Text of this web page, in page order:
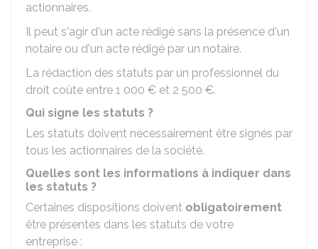
actionnaires.
Il peut s'agir d'un acte rédigé sans la présence d'un
notaire ou d'un acte rédigé par un notaire.
La rédaction des statuts par un professionnel du
droit coûte entre 1 000 € et 2 500 €.
Qui signe les statuts ?
Les statuts doivent nécessairement être signés par
tous les actionnaires de la société.
Quelles sont les informations à indiquer dans
les statuts ?
Certaines dispositions doivent obligatoirement
être présentes dans les statuts de votre
entreprise :